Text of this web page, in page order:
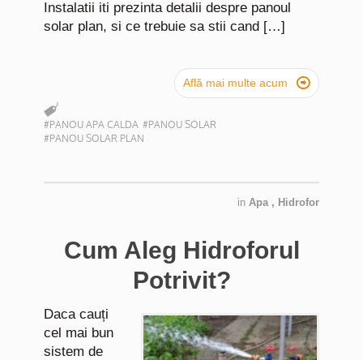
Instalatii iti prezinta detalii despre panoul
solar plan, si ce trebuie sa stii cand […]
Află mai multe acum 
#PANOU APA CALDA #PANOU SOLAR
#PANOU SOLAR PLAN
in Apa , Hidrofor
Cum Aleg Hidroforul
Potrivit?
Daca cauți
cel mai bun
sistem de